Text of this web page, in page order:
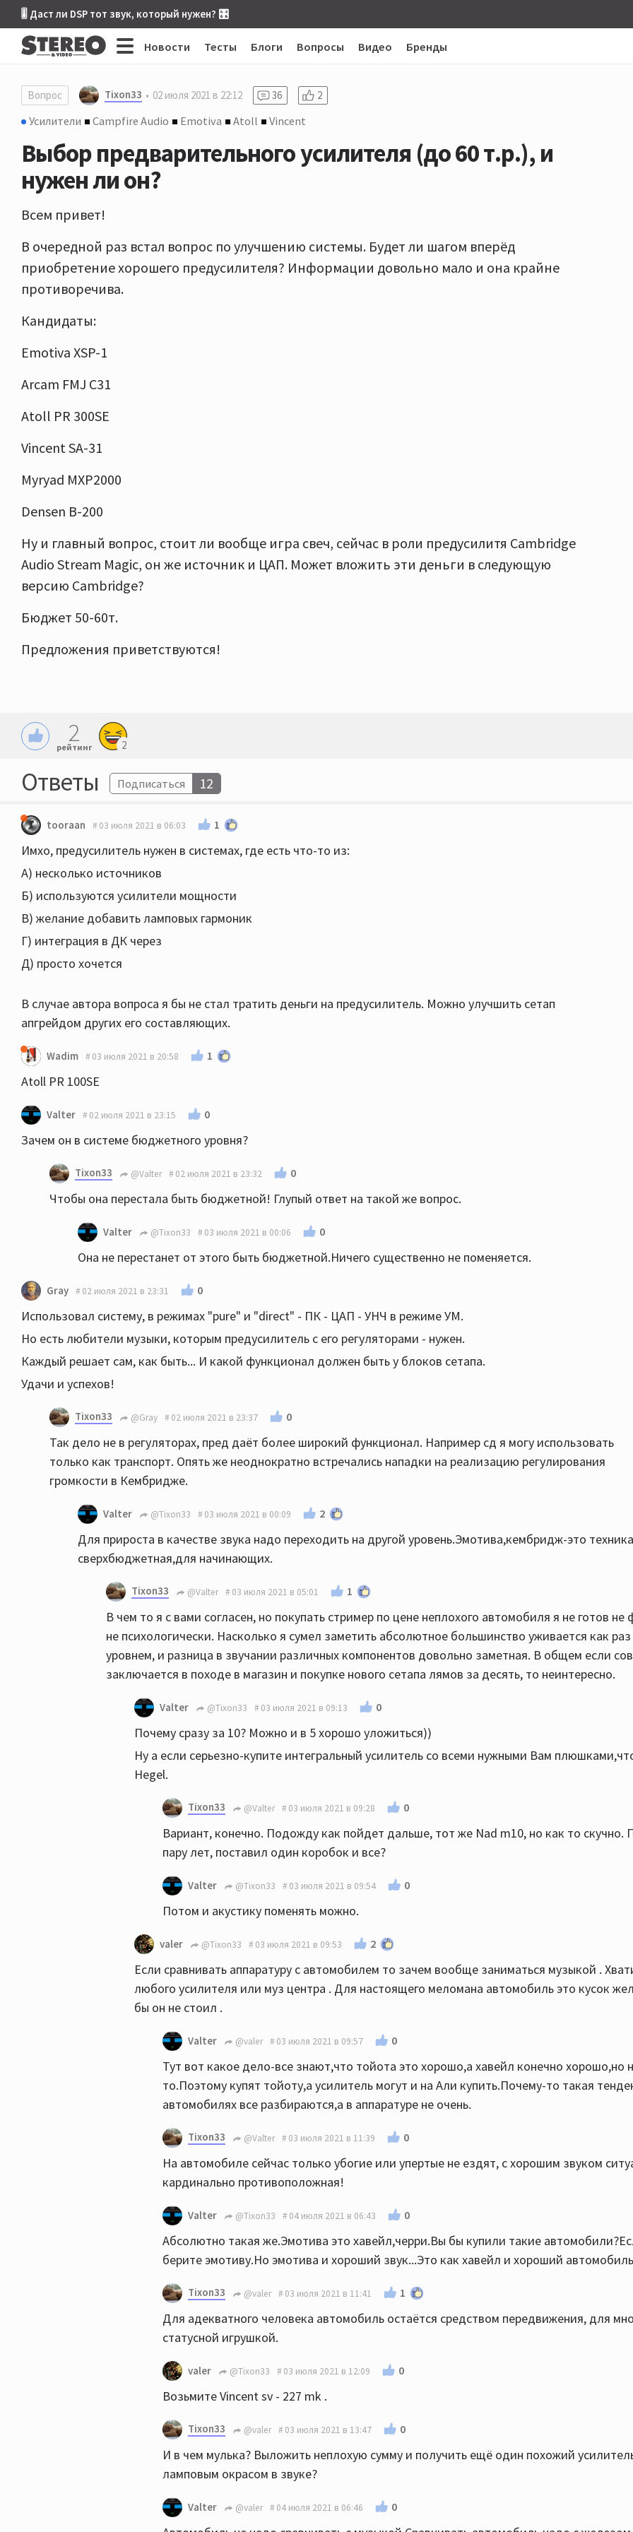
🎚 Даст ли DSP тот звук, который нужен? 🎛
Новости Тесты Блоги Вопросы Видео Бренды
Вопрос Tixon33 02 июля 2021 в 22:12 36 2
Усилители Campfire Audio Emotiva Atoll Vincent
Выбор предварительного усилителя (до 60 т.р.), и
нужен ли он?
Всем привет!
В очередной раз встал вопрос по улучшению системы. Будет ли шагом вперёд
приобретение хорошего предусилителя? Информации довольно мало и она крайне
противоречива.
Кандидаты:
Emotiva XSP-1
Arcam FMJ C31
Atoll PR 300SE
Vincent SA-31
Myryad MXP2000
Densen B-200
Ну и главный вопрос, стоит ли вообще игра свеч, сейчас в роли предусилитя Cambridge
Audio Stream Magic, он же источник и ЦАП. Может вложить эти деньги в следующую
версию Cambridge?
Бюджет 50-60т.
Предложения приветствуются!
2
рейтинг 2
Ответы Подписаться 12
tooraan 03 июля 2021 в 06:03 1
Имхо, предусилитель нужен в системах, где есть что-то из:
А) несколько источников
Б) используются усилители мощности
В) желание добавить ламповых гармоник
Г) интеграция в ДК через
Д) просто хочется
В случае автора вопроса я бы не стал тратить деньги на предусилитель. Можно улучшить сетап
апгрейдом других его составляющих.
Wadim 03 июля 2021 в 20:58 1
Atoll PR 100SE
Valter 02 июля 2021 в 23:15 0
Зачем он в системе бюджетного уровня?
Tixon33 @Valter 02 июля 2021 в 23:32 0
Чтобы она перестала быть бюджетной! Глупый ответ на такой же вопрос.
Valter @Tixon33 03 июля 2021 в 00:06 0
Она не перестанет от этого быть бюджетной.Ничего существенно не поменяется.
Gray 02 июля 2021 в 23:31 0
Использовал систему, в режимах "pure" и "direct" - ПК - ЦАП - УНЧ в режиме УМ.
Но есть любители музыки, которым предусилитель с его регуляторами - нужен.
Каждый решает сам, как быть... И какой функционал должен быть у блоков сетапа.
Удачи и успехов!
Tixon33 @Gray 02 июля 2021 в 23:37 0
Так дело не в регуляторах, пред даёт более широкий функционал. Например сд я могу использовать
только как транспорт. Опять же неоднократно встречались нападки на реализацию регулирования
громкости в Кембридже.
Valter @Tixon33 03 июля 2021 в 00:09 2
Для прироста в качестве звука надо переходить на другой уровень.Эмотива,кембридж-это техника
сверхбюджетная,для начинающих.
Tixon33 @Valter 03 июля 2021 в 05:01 1
В чем то я с вами согласен, но покупать стример по цене неплохого автомобиля я не готов не
не психологически. Насколько я сумел заметить абсолютное большинство уживается как раз
уровнем, и разница в звучании различных компонентов довольно заметная. В общем если
заключается в походе в магазин и покупке нового сетапа лямов за десять, то неинтересно.
Valter @Tixon33 03 июля 2021 в 09:13 0
Почему сразу за 10? Можно и в 5 хорошо уложиться))
Ну а если серьезно-купите интегральный усилитель со всеми нужными Вам
Нegel.
Tixon33 @Valter 03 июля 2021 в 09:28 0
Вариант, конечно. Подожду как пойдет дальше, тот же Nad m10, но как то скучно.
пару лет, поставил один коробок и все?
Valter @Tixon33 03 июля 2021 в 09:54 0
Потом и акустику поменять можно.
valer @Tixon33 03 июля 2021 в 09:53 2
Если сравнивать аппаратуру с автомобилем то зачем вообще заниматься музыкой .
любого усилителя или муз центра . Для настоящего меломана автомобиль это кусок
бы он не стоил .
Valter @valer 03 июля 2021 в 09:57 0
Тут вот какое дело-все знают,что тойота это хорошо,а хавейл конечно хорошо,но
то.Поэтому купят тойоту,а усилитель могут и на Али купить.Почему-то такая
автомобилях все разбираются,а в аппаратуре не очень.
Tixon33 @Valter 03 июля 2021 в 11:39 0
На автомобиле сейчас только убогие или упертые не ездят, с хорошим звуком
кардинально противоположная!
Valter @Tixon33 04 июля 2021 в 06:43 0
Абсолютно такая же.Эмотива это хавейл,черри.Вы бы купили такие
берите эмотиву.Но эмотива и хороший звук...Это как хавейл и хороший
Tixon33 @valer 03 июля 2021 в 11:41 1
Для адекватного человека автомобиль остаётся средством передвижения, для
статусной игрушкой.
valer @Tixon33 03 июля 2021 в 12:09 0
Возьмите Vincent sv - 227 mk .
Tixon33 @valer 03 июля 2021 в 13:47 0
И в чем мулька? Выложить неплохую сумму и получить ещё один похожий
ламповым окрасом в звуке?
Valter @valer 04 июля 2021 в 06:46 0